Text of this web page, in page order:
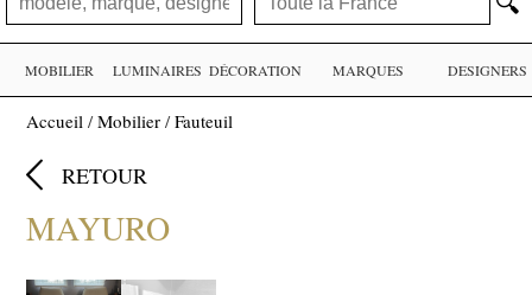
MOBILIER LUMINAIRES DÉCORATION MARQUES DESIGNERS
Accueil /Mobilier /Fauteuil
 RETOUR
MAYURO